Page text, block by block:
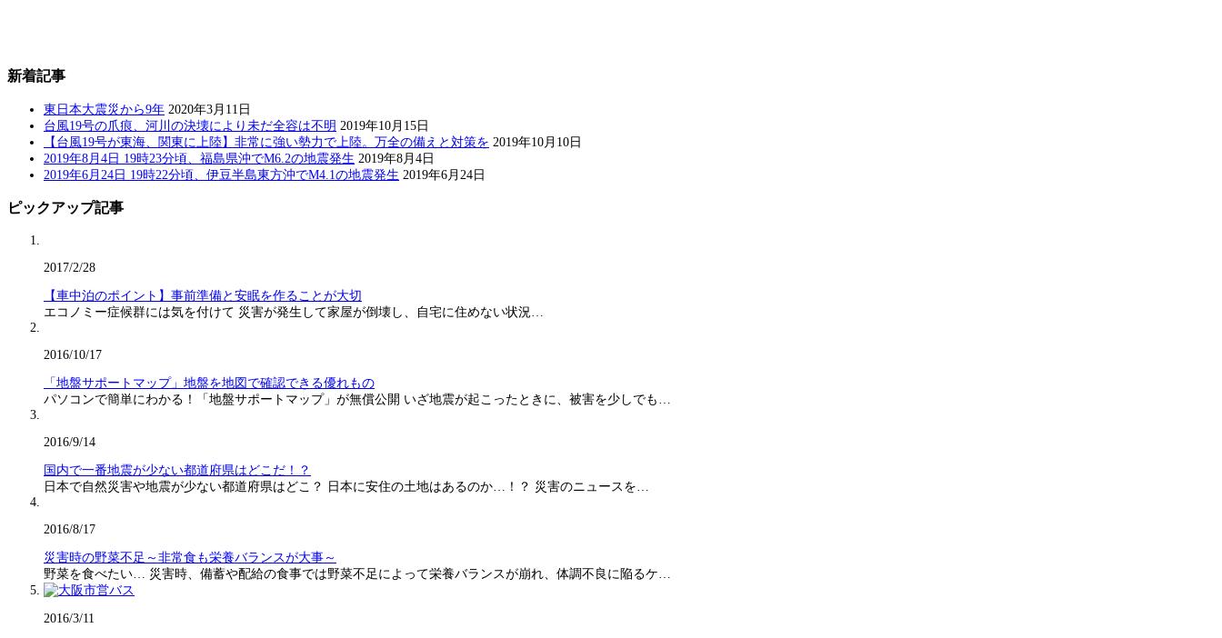
新着記事
東日本大震災から9年 2020年3月11日
台風19号の爪痕、河川の決壊により未だ全容は不明 2019年10月15日
【台風19号が東海、関東に上陸】非常に強い勢力で上陸。万全の備えと対策を 2019年10月10日
2019年8月4日 19時23分頃、福島県沖でM6.2の地震発生 2019年8月4日
2019年6月24日 19時22分頃、伊豆半島東方沖でM4.1の地震発生 2019年6月24日
ピックアップ記事
2017/2/28
【車中泊のポイント】事前準備と安眠を作ることが大切
エコノミー症候群には気を付けて 災害が発生して家屋が倒壊し、自宅に住めない状況…
2016/10/17
「地盤サポートマップ」地盤を地図で確認できる優れもの
パソコンで簡単にわかる！「地盤サポートマップ」が無償公開 いざ地震が起こったときに、被害を少しでも…
2016/9/14
国内で一番地震が少ない都道府県はどこだ！？
日本で自然災害や地震が少ない都道府県はどこ？ 日本に安住の土地はあるのか…！？ 災害のニュースを…
2016/8/17
災害時の野菜不足～非常食も栄養バランスが大事～
野菜を食べたい… 災害時、備蓄や配給の食事では野菜不足によって栄養バランスが崩れ、体調不良に陥るケ…
2016/3/11